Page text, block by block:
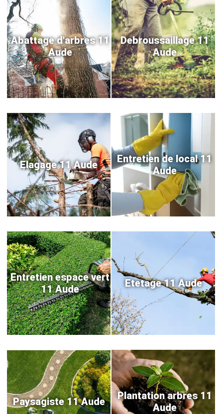
Abattage d'arbres 11
Aude
Debroussaillage 11
Aude
Elagage 11 Aude
Entretien de local 11
Aude
Entretien espace vert
11 Aude
Etetage 11 Aude
Paysagiste 11 Aude
Plantation arbres 11
Aude